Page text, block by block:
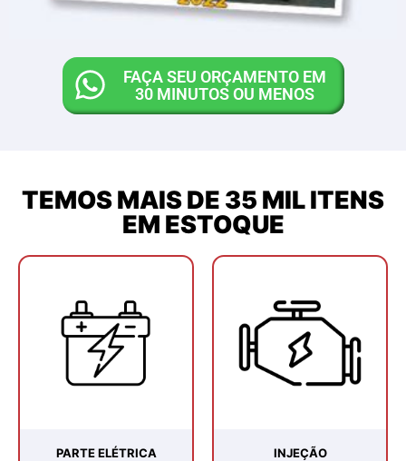
FAÇA SEU ORÇAMENTO EM
30 MINUTOS OU MENOS
TEMOS MAIS DE 35 MIL ITENS
EM ESTOQUE
PARTE ELÉTRICA INJEÇÃO